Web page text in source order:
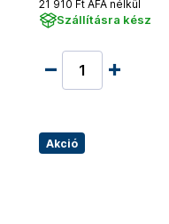
21 910 Ft ÁFA nélkül
Szállításra kész
Akció